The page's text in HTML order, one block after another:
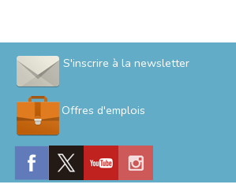
S'inscrire à la newsletter
Offres d'emplois